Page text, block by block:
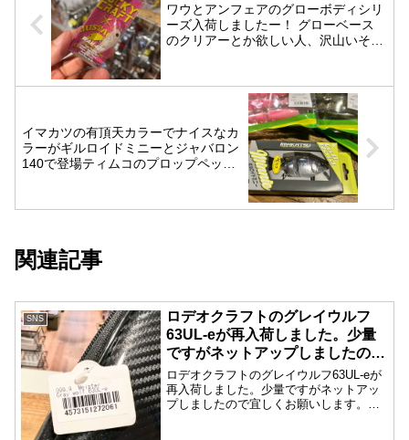
ワウとアンフェアのグローボディシリ
ーズ入荷しましたー！ グローベース
のクリアーとか欲しい人、沢山いそう
イマカツの有頂天カラーでナイスなカ
ラーがギルロイドミニーとジャバロン
140で登場️ティムコのプロップペッパ
関連記事
SNS
ロデオクラフトのグレイウルフ
63UL-eが再入荷しました。少量
ですがネットアップしましたので
宜しくお願いします。
ロデオクラフトのグレイウルフ63UL-eが
再入荷しました。少量ですがネットアッ
プしましたので宜しくお願いします。